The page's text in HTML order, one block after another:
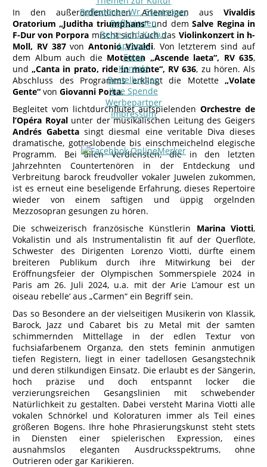
Reflexionen Wr. Staatsoper
Reflexionen
Reise und Kultur
Apropos
Fotos
Kontakt
Bestellungen
Ihre Spende
Werbepartner
Impressum
In den außerordentlichen Arienreigen aus Vivaldis
Oratorium „Juditha triumphans“und demSalve Regina in
F-Dur von Porpora mischt sich auch das Violinkonzert in h-
Moll, RV 387vonAntonio Vivaldi. Von letzterem sind auf
dem Album auch die Motetten „Ascende laeta“, RV 635,
und„Canta in prato, ride in monte“, RV 636, zu hören. Als
Abschluss des Programms erklingt die Motette „Volate
Gente“ von Giovanni Porta.
Begleitet vom lichtdurchflutet aufspielendenOrchestre de
l’Opéra Royalunter der musikalischen Leitung des Geigers
Andrés Gabetta singt diesmal eine veritable Diva dieses
dramatische, gotteslobende bis einschmeichelnd elegische
Programm. Bei allen Verdiensten, die in den letzten
Jahrzehnten Countertenören in der Entdeckung und
Verbreitung barock freudvoller vokaler Juwelen zukommen,
ist es erneut eine beseligende Erfahrung, dieses Repertoire
wieder von einem saftigen und üppig orgelnden
Mezzosopran gesungen zu hören.
Die schweizerisch französische Künstlerin Marina Viotti,
Vokalistin und als Instrumentalistin fit auf der Querflöte,
Schwester des Dirigenten Lorenzo Viotti, dürfte einem
breiteren Publikum durch ihre Mitwirkung bei der
Eröffnungsfeier der Olympischen Sommerspiele 2024 in
Paris am 26. Juli 2024, u.a. mit der Arie L’amour est un
oiseau rebelle‘ aus „Carmen“ ein Begriff sein.
Das so Besondere an der vielseitigen Musikerin von Klassik,
Barock, Jazz und Cabaret bis zu Metal mit der samten
schimmernden Mittellage in der edlen Textur von
fuchsiafarbenem Organza, den stets feminin anmutigen
tiefen Registern, liegt in einer tadellosen Gesangstechnik
und deren stilkundigen Einsatz. Die erlaubt es der Sängerin,
hoch präzise und doch entspannt locker die
verzierungsreichen Gesangslinien mit schwebender
Natürlichkeit zu gestalten. Dabei versteht Marina Viotti alle
vokalen Schnörkel und Koloraturen immer als Teil eines
größeren Bogens. Ihre hohe Phrasierungskunst steht stets
in Diensten einer spielerischen Expression, eines
ausnahmslos eleganten Ausdrucksspektrums, ohne
Outrieren oder gar Karikieren.